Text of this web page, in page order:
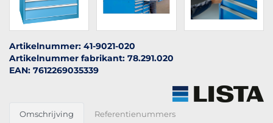
Artikelnummer: 41-9021-020
Artikelnummer fabrikant: 78.291.020
EAN: 7612269035339
Omschrijving Referentienummers